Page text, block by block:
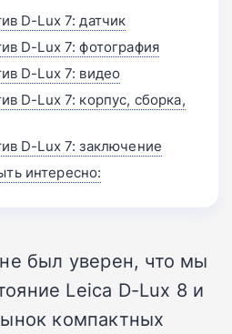
D-Lux 7: датчик
D-Lux 7: фотография
D-Lux 7: видео
D-Lux 7: корпус, сборка,
D-Lux 7: заключение
интересно:
был уверен, что мы
Leica D-Lux 8 и
компактных